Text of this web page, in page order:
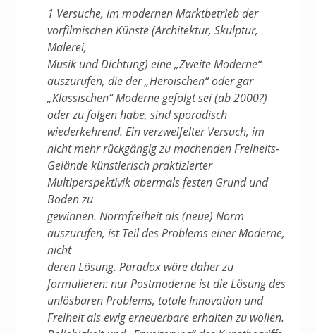
1 Versuche, im modernen Marktbetrieb der
vorfilmischen Künste (Architektur, Skulptur,
Malerei,
Musik und Dichtung) eine „Zweite Moderne“
auszurufen, die der „Heroischen“ oder gar
„Klassischen“ Moderne gefolgt sei (ab 2000?)
oder zu folgen habe, sind sporadisch
wiederkehrend. Ein verzweifelter Versuch, im
nicht mehr rückgängig zu machenden Freiheits-
Gelände künstlerisch praktizierter
Multiperspektivik abermals festen Grund und
Boden zu
gewinnen. Normfreiheit als (neue) Norm
auszurufen, ist Teil des Problems einer Moderne,
nicht
deren Lösung. Paradox wäre daher zu
formulieren: nur Postmoderne ist die Lösung des
unlösbaren Problems, totale Innovation und
Freiheit als ewig erneuerbare erhalten zu wollen.